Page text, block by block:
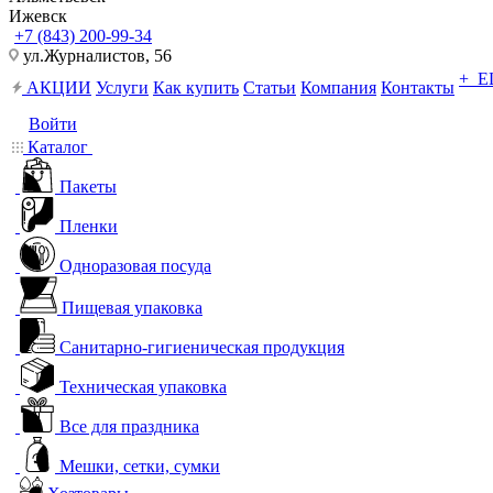
Ижевск
+7 (843) 200-99-34
ул.Журналистов, 56
АКЦИИ Услуги Как купить Статьи Компания Контакты +
Войти
Каталог
Пакеты
Пленки
Одноразовая посуда
Пищевая упаковка
Санитарно-гигиеническая продукция
Техническая упаковка
Все для праздника
Мешки, сетки, сумки